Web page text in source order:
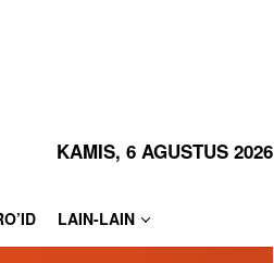
KAMIS, 6 AGUSTUS 2026
LAIN-LAIN